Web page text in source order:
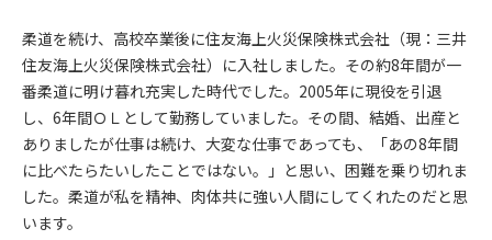
柔道を続け、高校卒業後に住友海上火災保険株式会社（現：三井
住友海上火災保険株式会社）に入社しました。その約8年間が一
番柔道に明け暮れ充実した時代でした。2005年に現役を引退
し、6年間ＯＬとして勤務していました。その間、結婚、出産と
ありましたが仕事は続け、大変な仕事であっても、「あの8年間
に比べたらたいしたことではない。」と思い、困難を乗り切れま
した。柔道が私を精神、肉体共に強い人間にしてくれたのだと思
います。